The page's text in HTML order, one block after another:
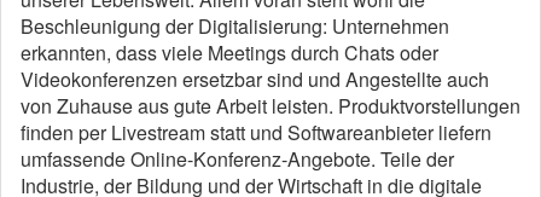
Beschleunigung der Digitalisierung: Unternehmen
erkannten, dass viele Meetings durch Chats oder
Videokonferenzen ersetzbar sind und Angestellte auch
von Zuhause aus gute Arbeit leisten. Produktvorstellungen
finden per Livestream statt und Softwareanbieter liefern
umfassende Online-Konferenz-Angebote. Teile der
Industrie, der Bildung und der Wirtschaft in die digitale